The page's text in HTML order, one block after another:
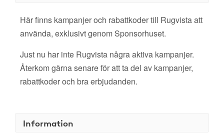
Här finns kampanjer och rabattkoder till Rugvista att
använda, exklusivt genom Sponsorhuset.
Just nu har inte Rugvista några aktiva kampanjer.
Återkom gärna senare för att ta del av kampanjer,
rabattkoder och bra erbjudanden.
Information